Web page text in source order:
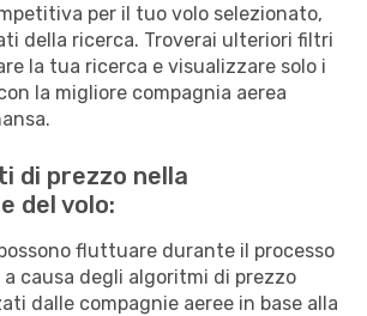
per il tuo volo selezionato,
della ricerca. Troverai ulteriori filtri
la tua ricerca e visualizzare solo i
la migliore compagnia aerea
di prezzo nella
del volo:
fluttuare durante il processo
causa degli algoritmi di prezzo
dalle compagnie aeree in base alla